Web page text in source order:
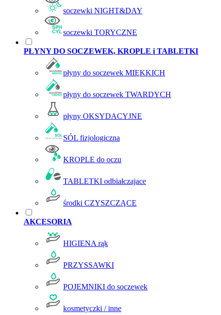
soczewki NIGHT&DAY
soczewki TORYCZNE
PŁYNY DO SOCZEWEK, KROPLE i TABLETKI
płyny do soczewek MIĘKKICH
płyny do soczewek TWARDYCH
płyny OKSYDACYJNE
SÓL fizjologiczna
KROPLE do oczu
TABLETKI odbiałczajace
środki CZYSZCZĄCE
AKCESORIA
HIGIENA rąk
PRZYSSAWKI
POJEMNIKI do soczewek
kosmetyczki / inne